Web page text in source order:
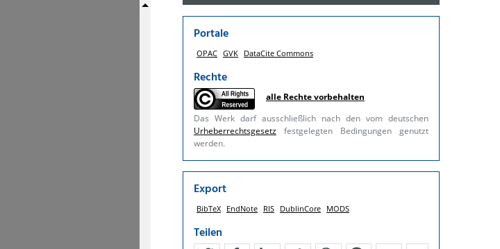
Portale
OPAC GVK DataCite Commons
Rechte
alle Rechte vorbehalten
Das Werk darf ausschließlich nach den vom deutschen
Urheberrechtsgesetz festgelegten Bedingungen genutzt
werden.
Export
BibTeX EndNote RIS DublinCore MODS
Teilen